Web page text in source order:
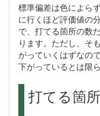
標準偏差は色によら
に行くほど評価値の
で、打てる箇所の数
ります。ただし、そ
がっていくはずなの
下がっているとは限
打てる箇